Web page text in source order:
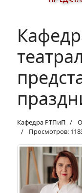
Кафедра РТПиП
Просмотров: